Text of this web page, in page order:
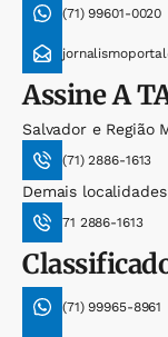
(71) 99601-0020
AssineA
Salvador e Região
(71) 2886-1613
Demais localidades
71 2886-1613
(71) 99965-8961